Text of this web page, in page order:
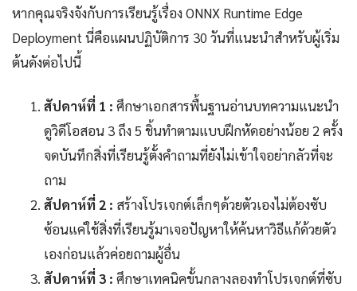
หากคุณจริงจังกับการเรียนรู้เรื่อง ONNX Runtime Edge
Deployment นี่คือแผนปฏิบัติการ 30 วันที่แนะนำสำหรับผู้เริ่ม
ต้นดังต่อไปนี้
สัปดาห์ที่ 1 : ศึกษาเอกสารพื้นฐานอ่านบทความแนะนำ
ดูวิดีโอสอน 3 ถึง 5 ชิ้นทำตามแบบฝึกหัดอย่างน้อย 2 ครั้ง
จดบันทึกสิ่งที่เรียนรู้ตั้งคำถามที่ยังไม่เข้าใจอย่ากลัวที่จะ
ถาม
สัปดาห์ที่ 2 : สร้างโปรเจกต์เล็กๆด้วยตัวเองไม่ต้องซับ
ซ้อนแค่ใช้สิ่งที่เรียนรู้มาเจอปัญหาให้ค้นหาวิธีแก้ด้วยตัว
เองก่อนแล้วค่อยถามผู้อื่น
สัปดาห์ที่ 3 : ศึกษาเทคนิคขั้นกลางลองทำโปรเจกต์ที่ซับ